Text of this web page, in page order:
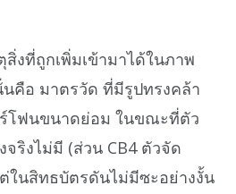
สิ่งที่ถูกเพิ่มเข้ามาได้ในภาพ
คือ มาตรวัด ที่มีรูปทรงคล้า
โฟนขนาดย่อม ในขณะที่ตัว
จริงไม่มี (ส่วน CB4 ตัวจัด
ในสิทธบัตรดันไม่มีซะอย่างงั้น